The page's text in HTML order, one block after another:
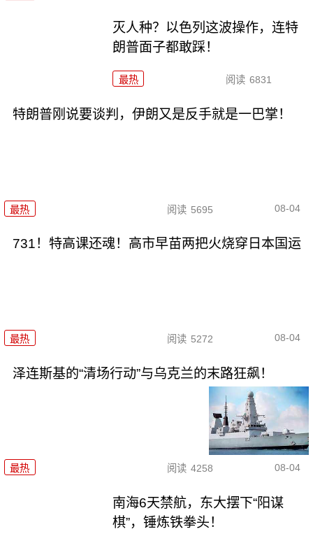
灭人种？以色列这波操作，连特
朗普面子都敢踩！
最热 阅读 6831
特朗普刚说要谈判，伊朗又是反手就是一巴掌！
最热 阅读 5695 08-04
731！特高课还魂！高市早苗两把火烧穿日本国运
最热 阅读 5272 08-04
泽连斯基的“清场行动”与乌克兰的末路狂飙！
最热 阅读 4258 08-04
南海6天禁航，东大摆下“阳谋
棋”，锤炼铁拳头！